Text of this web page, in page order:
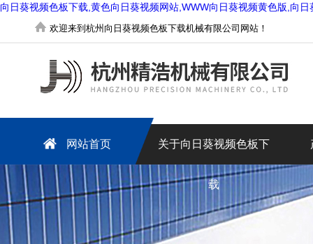
向日葵视频色板下载,黄色向日葵视频网站,WWW向日葵视频黄色版,向
欢迎来到杭州向日葵视频色板下载机械有限公司网站！
网站首页 关于向日葵视频色板下
载